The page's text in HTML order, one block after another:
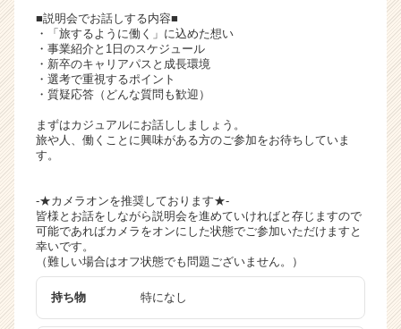
e
e
r）
■説明会でお話しする内容■
・「旅するように働く」に込めた想い
・事業紹介と1日のスケジュール
・新卒のキャリアパスと成長環境
・選考で重視するポイント
・質疑応答（どんな質問も歓迎）
まずはカジュアルにお話ししましょう。
旅や人、働くことに興味がある方のご参加をお待ちしていま
す。
-★カメラオンを推奨しております★-
皆様とお話をしながら説明会を進めていければと存じますので
可能であればカメラをオンにした状態でご参加いただけますと
幸いです。
（難しい場合はオフ状態でも問題ございません。）
持ち物 特になし